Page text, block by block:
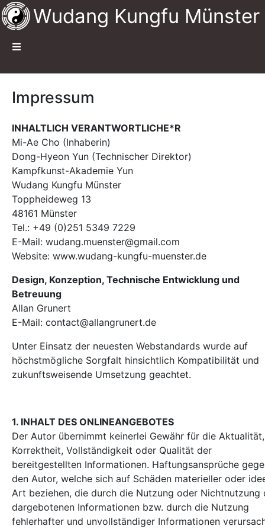
Wudang Kungfu Münster
Impressum
INHALTLICH VERANTWORTLICHE*R
Mi-Ae Cho (Inhaberin)
Dong-Hyeon Yun (Technischer Direktor)
Kampfkunst-Akademie Yun
Wudang Kungfu Münster
Toppheideweg 13
48161 Münster
Tel.: +49 (0)251 5349 7229
E-Mail: wudang.muenster@gmail.com
Website: www.wudang-kungfu-muenster.de
Design, Konzeption, Technische Entwicklung und
Betreuung
Allan Grunert
E-Mail: contact@allangrunert.de
Unter Einsatz der neuesten Webstandards wurde auf
höchstmögliche Sorgfalt hinsichtlich Kompatibilität und
zukunftsweisende Umsetzung geachtet.
1. INHALT DES ONLINEANGEBOTES
Der Autor übernimmt keinerlei Gewähr für die Aktualität,
Korrektheit, Vollständigkeit oder Qualität der
bereitgestellten Informationen. Haftungsansprüche
den Autor, welche sich auf Schäden materieller oder
Art beziehen, die durch die Nutzung oder Nichtnutzung
dargebotenen Informationen bzw. durch die Nutzung
fehlerhafter und unvollständiger Informationen